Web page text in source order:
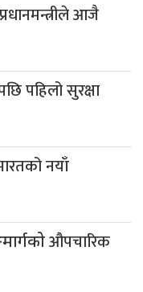
आजै
पहिलो सुरक्षा
नयाँ
औपचारिक